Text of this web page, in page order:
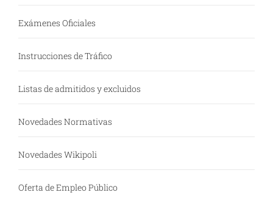
Exámenes Oficiales
Instrucciones de Tráfico
Listas de admitidos y excluidos
Novedades Normativas
Novedades Wikipoli
Oferta de Empleo Público